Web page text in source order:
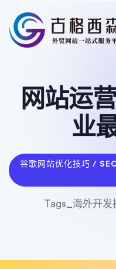
网站运
业
谷歌网站优化技巧 /
Tags_海外开发